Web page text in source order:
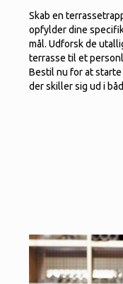
Skab en
opfylder dine
mål. Udforsk de
terrasse til et
Bestil nu for at
der skiller sig ud i